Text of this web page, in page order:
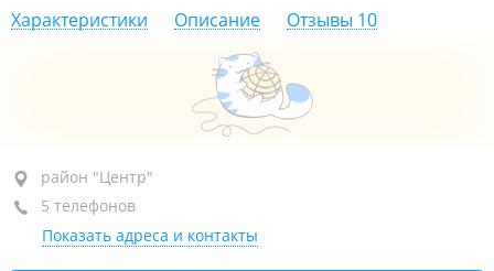
Характеристики Описание Отзывы 10
район "Центр", пр-т Партизанский, 44 кор. 12
+7 (423) 243-77-44
+7 (423) 243-99-44
район "Центр"
5 телефонов
Показать адреса и контакты